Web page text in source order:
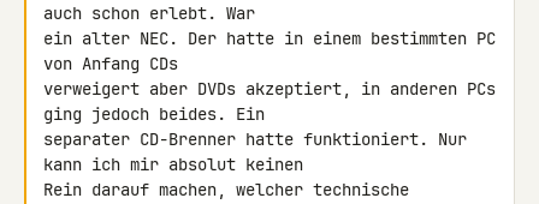
auch schon erlebt. War
ein alter NEC. Der hatte in einem bestimmten PC
von Anfang CDs
verweigert aber DVDs akzeptiert, in anderen PCs
ging jedoch beides. Ein
separater CD-Brenner hatte funktioniert. Nur
kann ich mir absolut keinen
Rein darauf machen, welcher technische